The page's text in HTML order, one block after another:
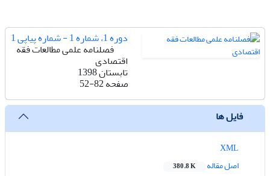
دوره 1، شماره 1 - شماره پیاپی 1
فصلنامه علمی مطالعات فقه
اقتصادی
تابستان 1398
صفحه52-82
فایل ها
اصل مقاله
380.8 K